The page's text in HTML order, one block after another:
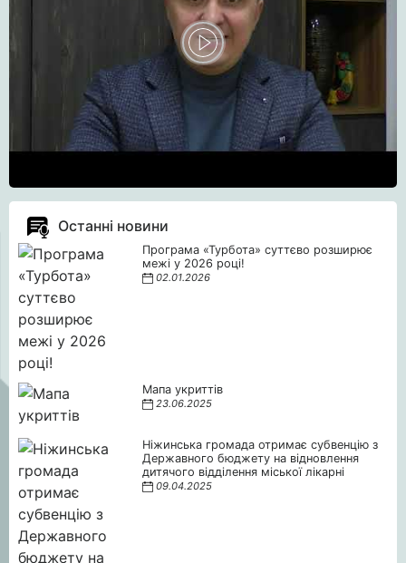
Останні новини
Програма «Турбота» суттєво розширює
межі у 2026 році!
02.01.2026
Мапа укриттів
23.06.2025
Ніжинська громада отримає субвенцію з
Державного бюджету на відновлення
дитячого відділення міської лікарні
09.04.2025